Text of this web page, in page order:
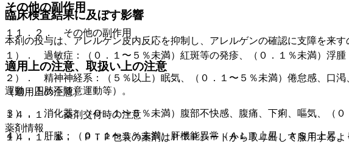
臨床検査結果に及ぼす影響
本剤の投与は、アレルゲン皮内反応を抑制し、アレルゲンの確認に支障を来
適用上の注意、取扱い上の注意
（適用上の注意）
１４．１． 薬剤交付時の注意
１４．１．１． ＰＴＰ包装の薬剤はＰＴＰシートから取り出して服用する
その他の副作用
１１．２． その他の副作用
１）． 過敏症：（０．１〜５％未満）紅斑等の発疹、（０．１％未満）浮腫
２）． 精神神経系：（５％以上）眠気、（０．１〜５％未満）倦怠感、口
運動・四肢不随意運動等）。
３）． 消化器：（０．１〜５％未満）腹部不快感、腹痛、下痢、嘔気、（
４）． 肝臓：（０．１〜５％未満）肝機能異常（ＡＬＴ上昇、ＡＳＴ上昇
薬剤情報